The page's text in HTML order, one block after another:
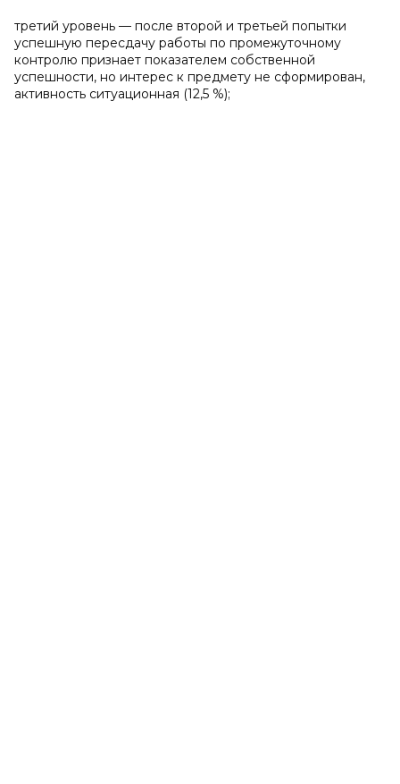
третий уровень — после второй и третьей попытки
успешную пересдачу работы по промежуточному
контролю признает показателем собственной
успешности, но интерес к предмету не сформирован,
активность ситуационная (12,5 %);